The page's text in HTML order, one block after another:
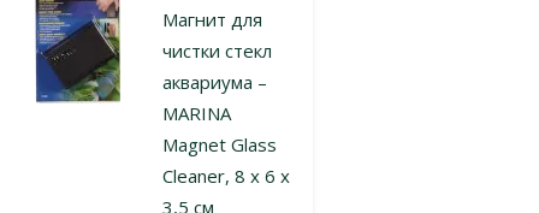
Магнит для
чистки стекл
аквариума –
MARINA
Magnet Glass
Cleaner, 8 x 6 x
3,5 см